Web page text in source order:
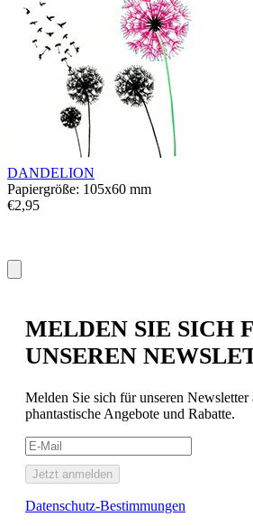
DANDELION
Papiergröße: 105x60 mm
€2,95
MELDEN SIE SICH
UNSEREN
Melden Sie sich für unseren Newsletter
phantastische Angebote und Rabatte.
Jetzt anmelden
Datenschutz-Bestimmungen